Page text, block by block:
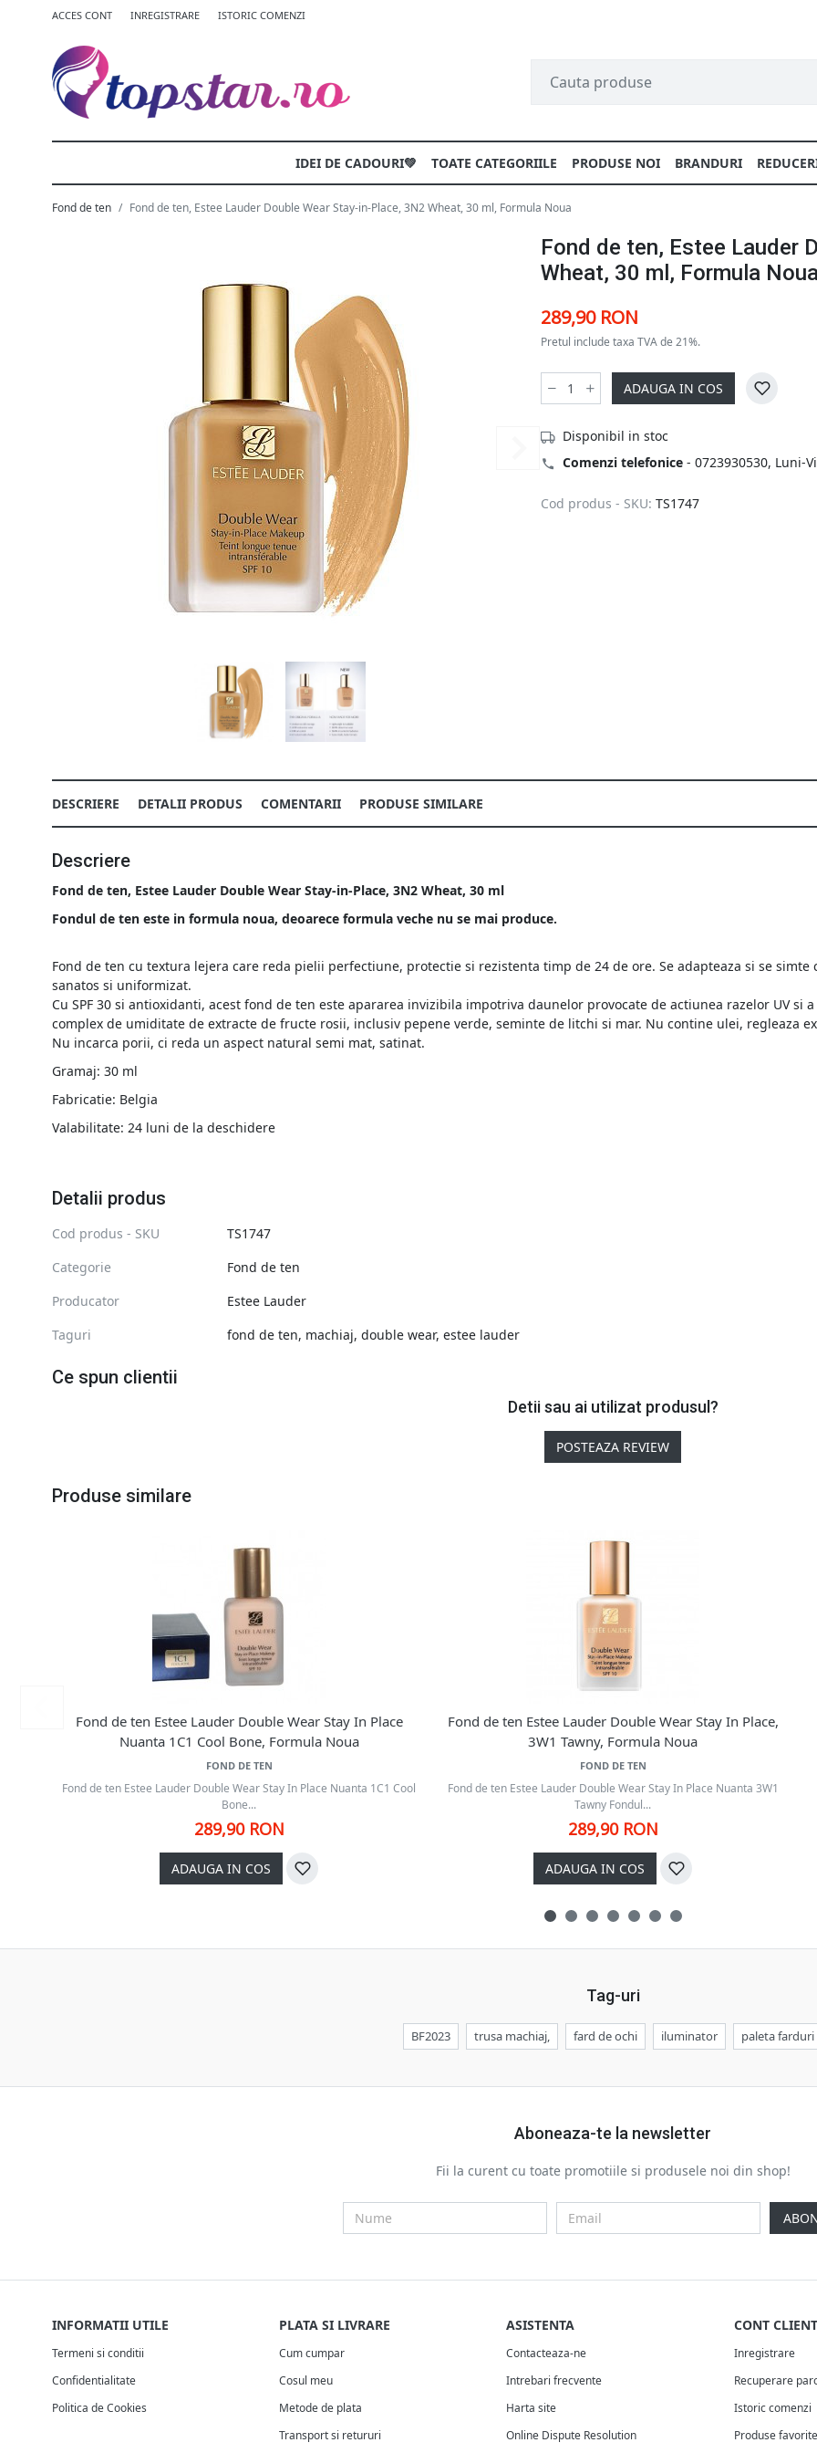
ACCES CONT INREGISTRARE ISTORIC COMENZI
IDEI DE CADOURI💚 TOATE CATEGORIILE PRODUSE NOI BRANDURI
Fond de ten Fond de ten, Estee Lauder Double Wear Stay-in-Place, 3N2 Wheat, 30 ml, Formula Noua
Fond de ten, Estee Lauder
Wheat, 30 ml, Formula
289,90 RON
Pretul include taxa TVA de 21%.
ADAUGA IN COS
Disponibil in stoc
Comenzi telefonice - 0723930530, Luni-
Cod produs - SKU: TS1747
DESCRIERE DETALII PRODUS COMENTARII PRODUSE SIMILARE
Descriere
Fond de ten, Estee Lauder Double Wear Stay-in-Place, 3N2 Wheat, 30 ml
Fondul de ten este in formula noua, deoarece formula veche nu se mai produce.
Fond de ten cu textura lejera care reda pielii perfectiune, protectie si rezistenta timp de 24 de ore. Se adapteaza si se
sanatos si uniformizat.
Cu SPF 30 si antioxidanti, acest fond de ten este apararea invizibila impotriva daunelor provocate de actiunea razelor UV
complex de umiditate de extracte de fructe rosii, inclusiv pepene verde, seminte de litchi si mar. Nu contine ulei, regleaza
Nu incarca porii, ci reda un aspect natural semi mat, satinat.
Gramaj: 30 ml
Fabricatie: Belgia
Valabilitate: 24 luni de la deschidere
Detalii produs
Cod produs - SKU
TS1747
Categorie
Fond de ten
Producator
Estee Lauder
Taguri
fond de ten, machiaj, double wear, estee lauder
Ce spun clientii
Detii sau ai utilizat produsul?
POSTEAZA REVIEW
Produse similare
Fond de ten Estee Lauder Double Wear Stay In Place
Nuanta 1C1 Cool Bone, Formula Noua
FOND DE TEN
Fond de ten Estee Lauder Double Wear Stay In Place Nuanta 1C1 Cool
Bone...
289,90 RON
ADAUGA IN COS
Fond de ten Estee Lauder Double Wear Stay In Place,
3W1 Tawny, Formula Noua
FOND DE TEN
Fond de ten Estee Lauder Double Wear Stay In Place Nuanta 3W1
Tawny Fondul...
289,90 RON
ADAUGA IN COS
Tag-uri
BF2023 trusa machiaj, fard de ochi iluminator paleta farduri
Aboneaza-te la newsletter
Fii la curent cu toate promotiile si produsele noi din shop!
INFORMATII UTILE
Termeni si conditii
Confidentialitate
Politica de Cookies
PLATA SI LIVRARE
Cum cumpar
Cosul meu
Metode de plata
Transport si retururi
ASISTENTA
Contacteaza-ne
Intrebari frecvente
Harta site
Online Dispute Resolution
CONT CLIENT
Inregistrare
Recuperare
Istoric comenzi
Produse favorite